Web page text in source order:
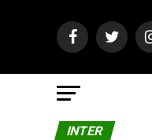
INTER